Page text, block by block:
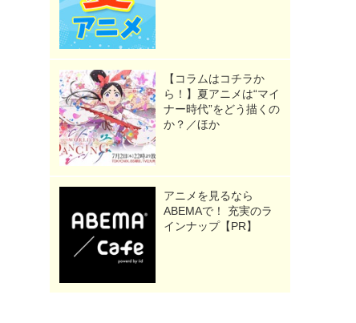
【コラムはコチラか
ら！】夏アニメは“マイ
ナー時代”をどう描くの
か？／ほか
アニメを見るなら
ABEMAで！ 充実のラ
インナップ【PR】